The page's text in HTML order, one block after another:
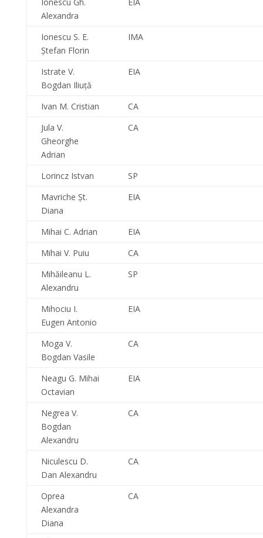
Alexandra
Ionescu S. E.
Ştefan Florin
IMA
Istrate V.
Bogdan Iliuţă
EIA
Ivan M. Cristian
CA
Jula V.
Gheorghe
Adrian
CA
Lorincz Istvan
SP
Mavriche Şt.
Diana
EIA
Mihai C. Adrian
EIA
Mihai V. Puiu
CA
Mihăileanu L.
Alexandru
SP
Mihociu I.
Eugen Antonio
EIA
Moga V.
Bogdan Vasile
CA
Neagu G. Mihai
Octavian
EIA
Negrea V.
Bogdan
Alexandru
CA
Niculescu D.
Dan Alexandru
CA
Oprea
Alexandra
Diana
CA